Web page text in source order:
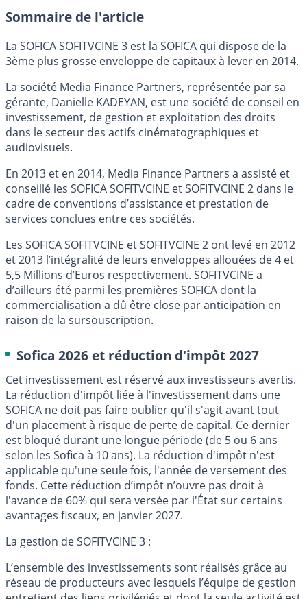
Sommaire de l'article
La SOFICA SOFITVCINE 3 est la SOFICA qui dispose de la
3ème plus grosse enveloppe de capitaux à lever en 2014.
La société Media Finance Partners, représentée par sa
gérante, Danielle KADEYAN, est une société de conseil en
investissement, de gestion et exploitation des droits
dans le secteur des actifs cinématographiques et
audiovisuels.
En 2013 et en 2014, Media Finance Partners a assisté et
conseillé les SOFICA SOFITVCINE et SOFITVCINE 2 dans le
cadre de conventions d’assistance et prestation de
services conclues entre ces sociétés.
Les SOFICA SOFITVCINE et SOFITVCINE 2 ont levé en 2012
et 2013 l’intégralité de leurs enveloppes allouées de 4 et
5,5 Millions d’Euros respectivement. SOFITVCINE a
d’ailleurs été parmi les premières SOFICA dont la
commercialisation a dû être close par anticipation en
raison de la sursouscription.
Sofica 2026 et réduction d'impôt 2027
Cet investissement est réservé aux investisseurs avertis.
La réduction d'impôt liée à l'investissement dans une
SOFICA ne doit pas faire oublier qu'il s'agit avant tout
d'un placement à risque de perte de capital. Ce dernier
est bloqué durant une longue période (de 5 ou 6 ans
selon les Sofica à 10 ans). La réduction d'impôt n'est
applicable qu'une seule fois, l'année de versement des
fonds. Cette réduction d’impôt n’ouvre pas droit à
l'avance de 60% qui sera versée par l'État sur certains
avantages fiscaux, en janvier 2027.
La gestion de SOFITVCINE 3 :
L’ensemble des investissements sont réalisés grâce au
réseau de producteurs avec lesquels l’équipe de gestion